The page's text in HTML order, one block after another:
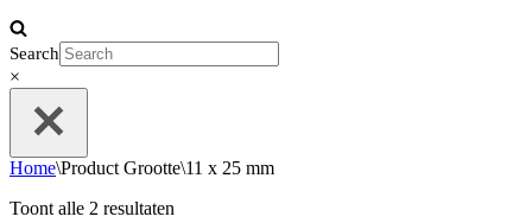
Search
×
Home\Product Grootte\11 x 25 mm
Toont alle 2 resultaten